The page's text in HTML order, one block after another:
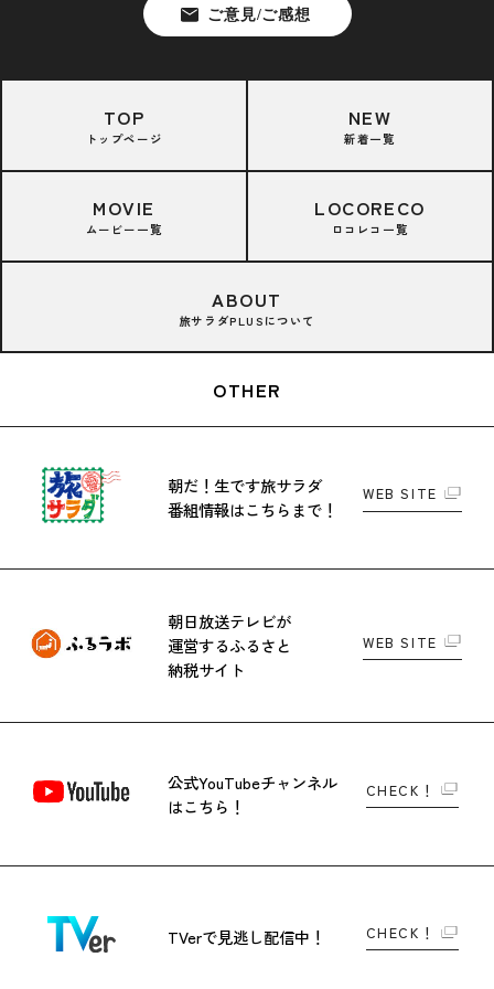
TOP
トップページ
NEW
新着一覧
MOVIE
ムービー一覧
LOCORECO
ロコレコ一覧
ABOUT
旅サラダPLUSについて
OTHER
朝だ！生です旅サラダ
番組情報はこちらまで！
WEB SITE
朝日放送テレビが
運営するふるさと
納税サイト
WEB SITE
公式YouTubeチャンネル
はこちら！
CHECK！
TVerで見逃し配信中！ CHECK！